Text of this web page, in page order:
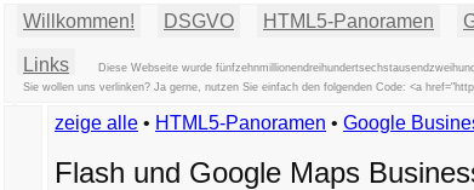
Willkommen! DSGVO HTML5-Panoramen
Links
Diese Webseite wurde
Sie wollen uns verlinken? Ja gerne, nutzen Sie einfach den folgenden Code: <a
zeige alle • HTML5-Panoramen • Google
Flash und Google Maps